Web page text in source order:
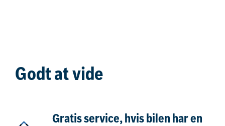
Godt at vide
Gratis service, hvis bilen har en